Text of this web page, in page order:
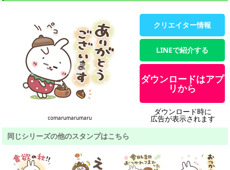
comarumarumaru
クリエイター情報
LINEで紹介する
ダウンロードはアプ
リから
ダウンロード時に
広告が表示されます
同じシリーズの他のスタンプはこちら